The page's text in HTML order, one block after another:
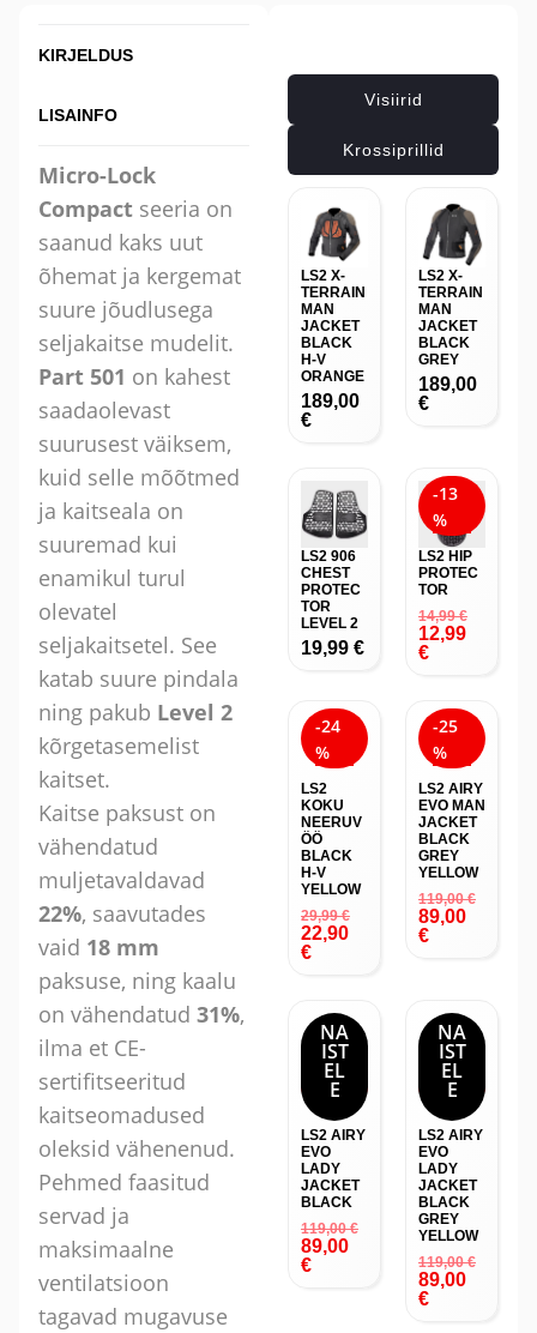
KIRJELDUS
LISAINFO
Micro-Lock
Compact seeria on
saanud kaks uut
õhemat ja kergemat
suure jõudlusega
seljakaitse mudelit.
Part 501 on kahest
saadaolevast
suurusest väiksem,
kuid selle mõõtmed
ja kaitseala on
suuremad kui
enamikul turul
olevatel
seljakaitsetel. See
katab suure pindala
ning pakub Level 2
kõrgetasemelist
kaitset.
Kaitse paksust on
vähendatud
muljetavaldavad
22%, saavutades
vaid 18 mm
paksuse, ning kaalu
on vähendatud 31%,
ilma et CE-
sertifitseeritud
kaitseomadused
oleksid vähenenud.
Pehmed faasitud
servad ja
maksimaalne
ventilatsioon
tagavad mugavuse
Visiirid
Krossiprillid
LS2 X-
TERRAIN
MAN
JACKET
BLACK
H-V
ORANGE
189,00
€
LS2 X-
TERRAIN
MAN
JACKET
BLACK
GREY
189,00
€
LS2 906
CHEST
PROTEC
TOR
LEVEL 2
19,99 €
-13
%
LS2 HIP
PROTEC
TOR
14,99€
12,99
€
-24
%
LS2
KOKU
NEERUV
ÖÖ
BLACK
H-V
YELLOW
29,99€
22,90
€
-25
%
LS2 AIRY
EVO MAN
JACKET
BLACK
GREY
YELLOW
119,00€
89,00
€
NA
IST
EL
E
-25
LS2 AIRY
EVO
LADY
JACKET
BLACK
119,00€
89,00
€
NA
IST
EL
E
-25
LS2 AIRY
EVO
LADY
JACKET
BLACK
GREY
YELLOW
119,00€
89,00
€